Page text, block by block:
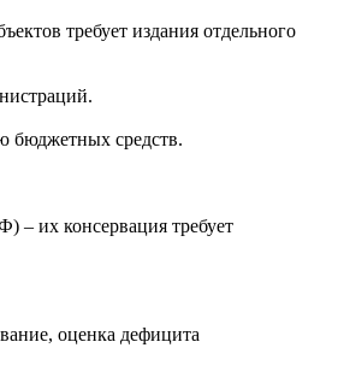
требует издания отдельного
бюджетных средств.
– их консервация требует
оценка дефицита